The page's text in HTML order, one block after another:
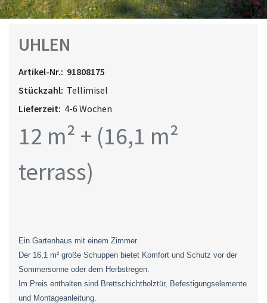
UHLEN
Artikel-Nr.: 91808175
Stückzahl: Tellimisel
Lieferzeit: 4-6 Wochen
12 m² + (16,1 m²
terrass)
Ein Gartenhaus mit einem Zimmer.
Der 16,1 m² große Schuppen bietet Komfort und Schutz vor der
Sommersonne oder dem Herbstregen.
Im Preis enthalten sind Brettschichtholztür, Befestigungselemente
und Montageanleitung.